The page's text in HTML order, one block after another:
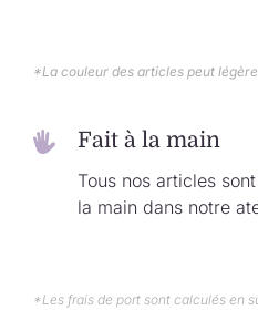
*La couleur des articles peut
Fait à la main
Tous nos articles
la main dans notre
*Les frais de port sont calculés en